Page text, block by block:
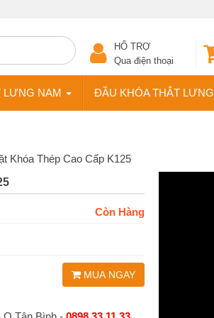
HỔ TRỢ
Qua điện thoại
LƯNG NAM ĐẦU KHÓA THẮT LƯNG
Khóa Thép Cao Cấp K125
Còn Hàng
MUA NGAY